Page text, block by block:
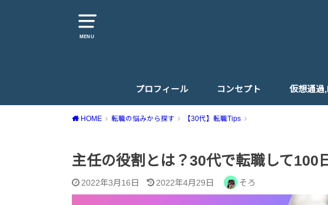
MENU
プロフィール コンセプト 仮想通過
HOME 転職の悩みから探す 【30代】転職Tips
主任の役割とは？30代で転職して100
2022年3月16日 2022年4月29日 そろ